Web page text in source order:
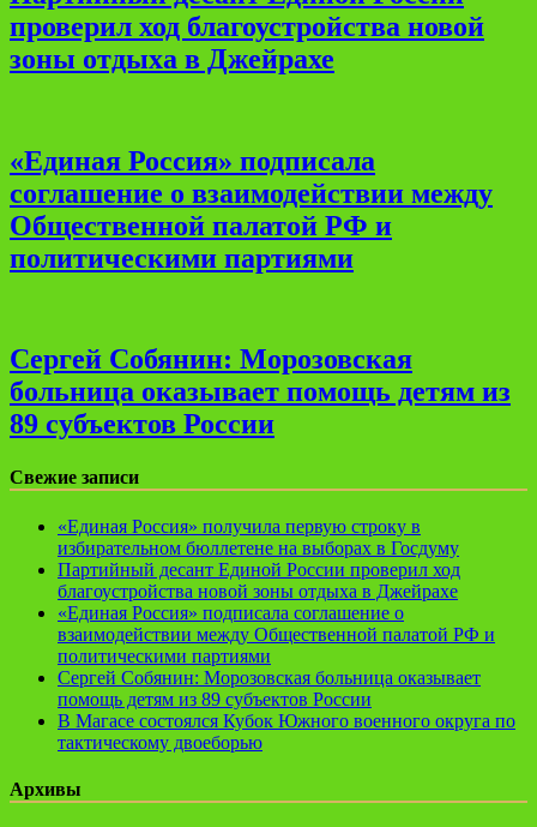
проверил ход благоустройства новой
зоны отдыха в Джейрахе
«Единая Россия» подписала
соглашение о взаимодействии между
Общественной палатой РФ и
политическими партиями
Сергей Собянин: Морозовская
больница оказывает помощь детям из
89 субъектов России
Свежие записи
«Единая Россия» получила первую строку в
избирательном бюллетене на выборах в Госдуму
Партийный десант Единой России проверил ход
благоустройства новой зоны отдыха в Джейрахе
«Единая Россия» подписала соглашение о
взаимодействии между Общественной палатой РФ и
политическими партиями
Сергей Собянин: Морозовская больница оказывает
помощь детям из 89 субъектов России
В Магасе состоялся Кубок Южного военного округа по
тактическому двоеборью
Архивы